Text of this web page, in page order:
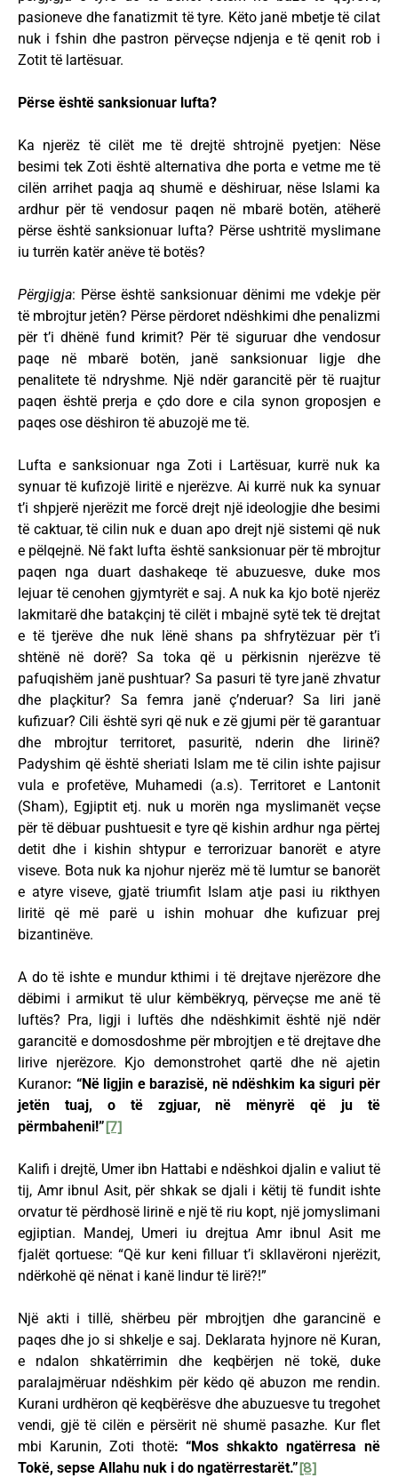
pasioneve dhe fanatizmit të tyre. Këto janë mbetje të cilat
nuk i fshin dhe pastron përveçse ndjenja e të qenit rob i
Zotit të lartësuar.
Përse është sanksionuar lufta?
Ka njerëz të cilët me të drejtë shtrojnë pyetjen: Nëse
besimi tek Zoti është alternativa dhe porta e vetme me të
cilën arrihet paqja aq shumë e dëshiruar, nëse Islami ka
ardhur për të vendosur paqen në mbarë botën, atëherë
përse është sanksionuar lufta? Përse ushtritë myslimane
iu turrën katër anëve të botës?
Përgjigja: Përse është sanksionuar dënimi me vdekje për
të mbrojtur jetën? Përse përdoret ndëshkimi dhe penalizmi
për t’i dhënë fund krimit? Për të siguruar dhe vendosur
paqe në mbarë botën, janë sanksionuar ligje dhe
penalitete të ndryshme. Një ndër garancitë për të ruajtur
paqen është prerja e çdo dore e cila synon groposjen e
paqes ose dëshiron të abuzojë me të.
Lufta e sanksionuar nga Zoti i Lartësuar, kurrë nuk ka
synuar të kufizojë liritë e njerëzve. Ai kurrë nuk ka synuar
t’i shpjerë njerëzit me forcë drejt një ideologjie dhe besimi
të caktuar, të cilin nuk e duan apo drejt një sistemi që nuk
e pëlqejnë. Në fakt lufta është sanksionuar për të mbrojtur
paqen nga duart dashakeqe të abuzuesve, duke mos
lejuar të cenohen gjymtyrët e saj. A nuk ka kjo botë njerëz
lakmitarë dhe batakçinj të cilët i mbajnë sytë tek të drejtat
e të tjerëve dhe nuk lënë shans pa shfrytëzuar për t’i
shtënë në dorë? Sa toka që u përkisnin njerëzve të
pafuqishëm janë pushtuar? Sa pasuri të tyre janë zhvatur
dhe plaçkitur? Sa femra janë ç’nderuar? Sa liri janë
kufizuar? Cili është syri që nuk e zë gjumi për të garantuar
dhe mbrojtur territoret, pasuritë, nderin dhe lirinë?
Padyshim që është sheriati Islam me të cilin ishte pajisur
vula e profetëve, Muhamedi (a.s). Territoret e Lantonit
(Sham), Egjiptit etj. nuk u morën nga myslimanët veçse
për të dëbuar pushtuesit e tyre që kishin ardhur nga përtej
detit dhe i kishin shtypur e terrorizuar banorët e atyre
viseve. Bota nuk ka njohur njerëz më të lumtur se banorët
e atyre viseve, gjatë triumfit Islam atje pasi iu rikthyen
liritë që më parë u ishin mohuar dhe kufizuar prej
bizantinëve.
A do të ishte e mundur kthimi i të drejtave njerëzore dhe
dëbimi i armikut të ulur këmbëkryq, përveçse me anë të
luftës? Pra, ligji i luftës dhe ndëshkimit është një ndër
garancitë e domosdoshme për mbrojtjen e të drejtave dhe
lirive njerëzore. Kjo demonstrohet qartë dhe në ajetin
Kuranor: “Në ligjin e barazisë, në ndëshkim ka siguri për
jetën tuaj, o të zgjuar, në mënyrë që ju të
përmbaheni!”[7]
Kalifi i drejtë, Umer ibn Hattabi e ndëshkoi djalin e valiut të
tij, Amr ibnul Asit, për shkak se djali i këtij të fundit ishte
orvatur të përdhosë lirinë e një të riu kopt, një jomyslimani
egjiptian. Mandej, Umeri iu drejtua Amr ibnul Asit me
fjalët qortuese: “Që kur keni filluar t’i skllavëroni njerëzit,
ndërkohë që nënat i kanë lindur të lirë?!”
Një akti i tillë, shërbeu për mbrojtjen dhe garancinë e
paqes dhe jo si shkelje e saj. Deklarata hyjnore në Kuran,
e ndalon shkatërrimin dhe keqbërjen në tokë, duke
paralajmëruar ndëshkim për këdo që abuzon me rendin.
Kurani urdhëron që keqbërësve dhe abuzuesve tu tregohet
vendi, gjë të cilën e përsërit në shumë pasazhe. Kur flet
mbi Karunin, Zoti thotë: “Mos shkakto ngatërresa në
Tokë, sepse Allahu nuk i do ngatërrestarët.”[8]